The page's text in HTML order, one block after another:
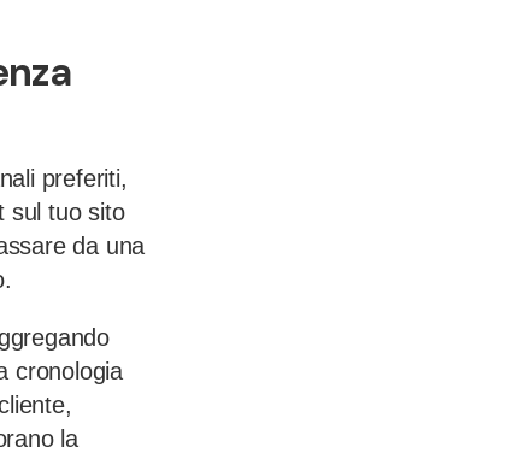
preferiti,
sul tuo sito
da una
cronologia
la